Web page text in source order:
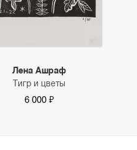
Лена Ашраф
Тигр и цветы
6 000 ₽